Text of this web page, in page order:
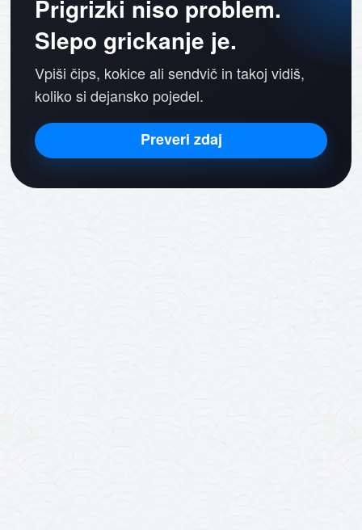
Prigrizki niso problem.
Slepo grickanje je.
Vpiši čips, kokice ali sendvič in takoj vidiš,
koliko si dejansko pojedel.
Preveri zdaj